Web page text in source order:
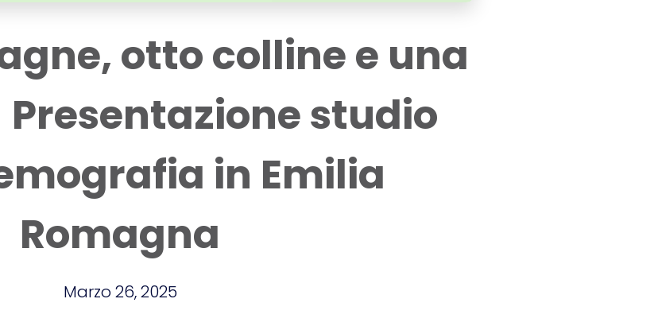
otto colline e una
studio
in Emilia
Romagna
Marzo 26, 2025